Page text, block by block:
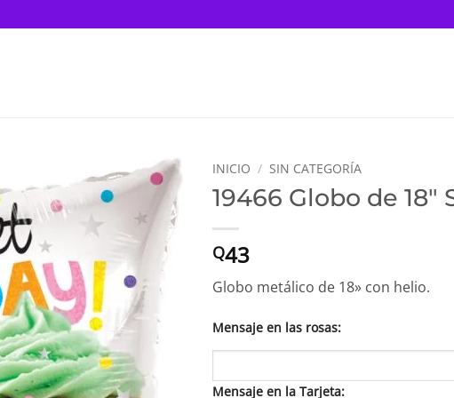
INICIO / SIN CATEGORÍA
19466 Globo de
Q43
Globo metálico de 18» con helio.
Mensaje en las rosas:
Mensaje en la Tarjeta: